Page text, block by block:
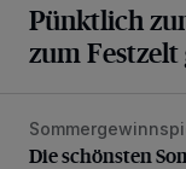
Pünktlich
zum Festzelt
Die schönsten
Die schönsten